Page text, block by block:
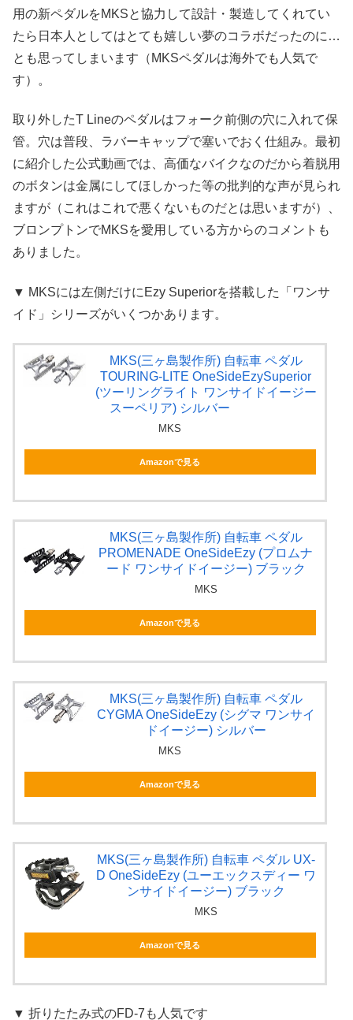
用の新ペダルをMKSと協力して設計・製造してくれてい
たら日本人としてはとても嬉しい夢のコラボだったのに…
とも思ってしまいます（MKSペダルは海外でも人気で
す）。
取り外したT Lineのペダルはフォーク前側の穴に入れて保
管。穴は普段、ラバーキャップで塞いでおく仕組み。最初
に紹介した公式動画では、高価なバイクなのだから着脱用
のボタンは金属にしてほしかった等の批判的な声が見られ
ますが（これはこれで悪くないものだとは思いますが）、
ブロンプトンでMKSを愛用している方からのコメントも
ありました。
▼ MKSには左側だけにEzy Superiorを搭載した「ワンサ
イド」シリーズがいくつかあります。
MKS(三ヶ島製作所) 自転車 ペダル
TOURING-LITE OneSideEzySuperior
(ツーリングライト ワンサイドイージー
スーペリア) シルバー
MKS
Amazonで見る
MKS(三ヶ島製作所) 自転車 ペダル
PROMENADE OneSideEzy (プロムナ
ード ワンサイドイージー) ブラック
MKS
Amazonで見る
MKS(三ヶ島製作所) 自転車 ペダル
CYGMA OneSideEzy (シグマ ワンサイ
ドイージー) シルバー
MKS
Amazonで見る
MKS(三ヶ島製作所) 自転車 ペダル UX-
D OneSideEzy (ユーエックスディー ワ
ンサイドイージー) ブラック
MKS
Amazonで見る
▼ 折りたたみ式のFD-7も人気です